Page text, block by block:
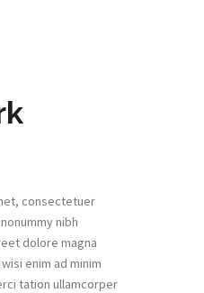
consectetuer
nibh
dolore magna
enim ad minim
tation ullamcorper